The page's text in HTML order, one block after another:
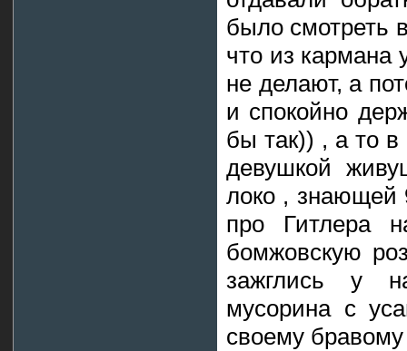
было смотреть
что из кармана
не делают, а
и спокойно
бы так)) , а то
девушкой
локо , знающей
про Гитлера
бомжовскую
зажглись у
мусорина с
своему